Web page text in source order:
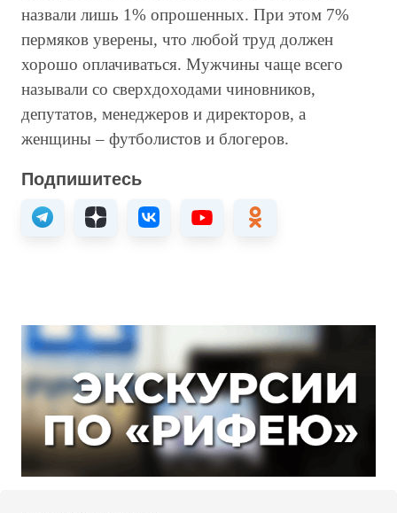
назвали лишь 1% опрошенных. При этом 7%
пермяков уверены, что любой труд должен
хорошо оплачиваться. Мужчины чаще всего
называли со сверхдоходами чиновников,
депутатов, менеджеров и директоров, а
женщины – футболистов и блогеров.
Подпишитесь